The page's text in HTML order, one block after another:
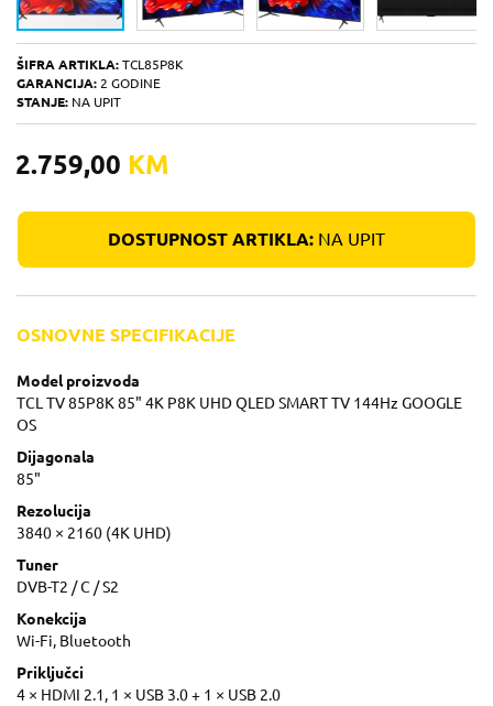
ŠIFRA ARTIKLA: TCL85P8K
GARANCIJA: 2 GODINE
STANJE: NA UPIT
2.759,00 KM
DOSTUPNOST ARTIKLA: NA UPIT
OSNOVNE SPECIFIKACIJE
Model proizvoda
TCL TV 85P8K 85" 4K P8K UHD QLED SMART TV 144Hz GOOGLE
OS
Dijagonala
85"
Rezolucija
3840 × 2160 (4K UHD)
Tuner
DVB-T2 / C / S2
Konekcija
Wi-Fi, Bluetooth
Priključci
4 × HDMI 2.1, 1 × USB 3.0 + 1 × USB 2.0